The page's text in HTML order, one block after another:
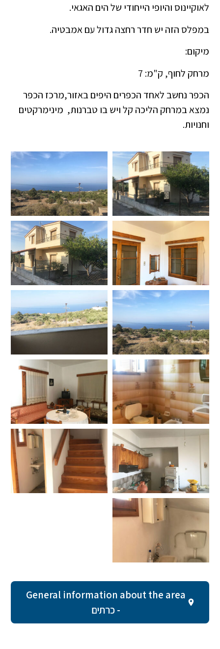
לאוקיינוס ​​והיופי הייחודי של הים האגאי.
במפלס הזה יש חדר רחצה גדול עם אמבטיה.
מיקום:
מרחק לחוף, ק"מ: 7
הכפר נחשב לאחד הכפרים היפים באזור,מרכז הכפר
נמצא במרחק הליכה קל ויש בו טברנות, מינימרקטים
וחנויות.
General information about the area
- כרתים